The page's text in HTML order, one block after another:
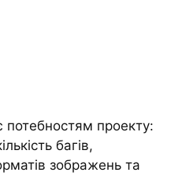
потебностям проекту:
багів,
зображень та